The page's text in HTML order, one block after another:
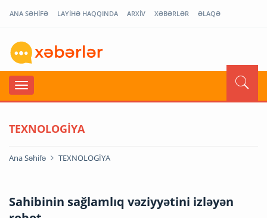
ANA SƏHİFƏ LAYİHƏ HAQQINDA ARXİV XƏBƏRLƏR ƏLAQƏ
TEXNOLOGİYA
Ana Səhifə TEXNOLOGİYA
Sahibinin sağlamlıq vəziyyətini izləyən